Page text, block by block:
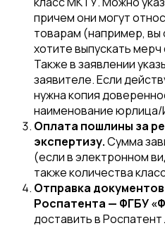
причем они могут
товарам (например, вы
хотите выпускать
Также в заявлении
заявителе. Если
нужна копия
наименование юрлица/
Оплата пошлины за
экспертизу.Сумма
(если в электронном
также количества
Отправка
Роспатента — ФГБУ
доставить в